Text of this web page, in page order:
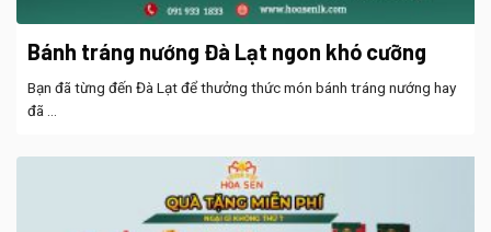
Bánh tráng nướng Đà Lạt ngon khó cưỡng
Bạn đã từng đến Đà Lạt để thưởng thức món bánh tráng nướng hay
đã ...